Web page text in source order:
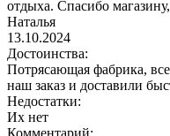
отдыха. Спасибо
Наталья
13.10.2024
Достоинства:
Потрясающая фабрика,
наш заказ и доставили
Недостатки:
Их нет
Комментарий: